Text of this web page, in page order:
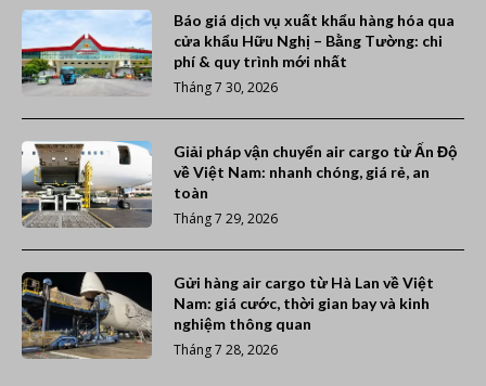
Báo giá dịch vụ xuất khẩu hàng hóa qua
cửa khẩu Hữu Nghị – Bằng Tường: chi
phí & quy trình mới nhất
Tháng 7 30, 2026
Giải pháp vận chuyển air cargo từ Ấn Độ
về Việt Nam: nhanh chóng, giá rẻ, an
toàn
Tháng 7 29, 2026
Gửi hàng air cargo từ Hà Lan về Việt
Nam: giá cước, thời gian bay và kinh
nghiệm thông quan
Tháng 7 28, 2026